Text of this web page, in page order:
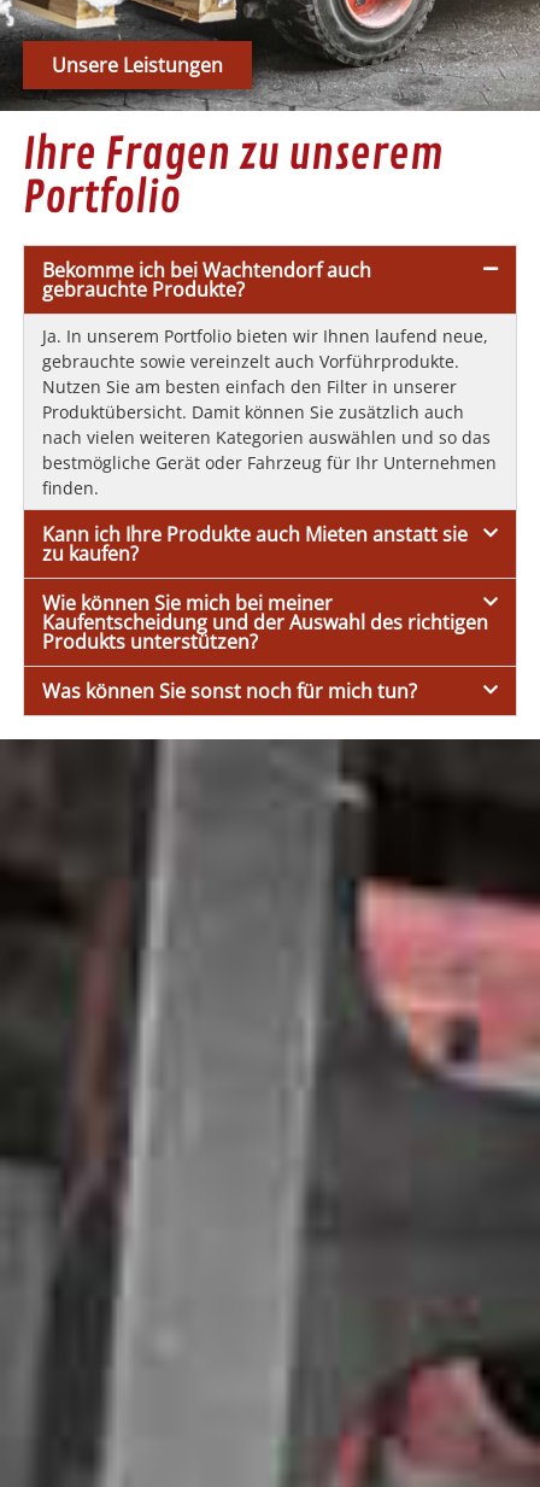
Unsere Leistungen
Ihre Fragen zu unserem
Portfolio
Bekomme ich bei Wachtendorf auch
gebrauchte Produkte?
Ja. In unserem Portfolio bieten wir Ihnen laufend neue,
gebrauchte sowie vereinzelt auch Vorführprodukte.
Nutzen Sie am besten einfach den Filter in unserer
Produktübersicht. Damit können Sie zusätzlich auch
nach vielen weiteren Kategorien auswählen und so das
bestmögliche Gerät oder Fahrzeug für Ihr Unternehmen
finden.
Kann ich Ihre Produkte auch Mieten anstatt sie
zu kaufen?
Wie können Sie mich bei meiner
Kaufentscheidung und der Auswahl des richtigen
Produkts unterstützen?
Was können Sie sonst noch für mich tun?